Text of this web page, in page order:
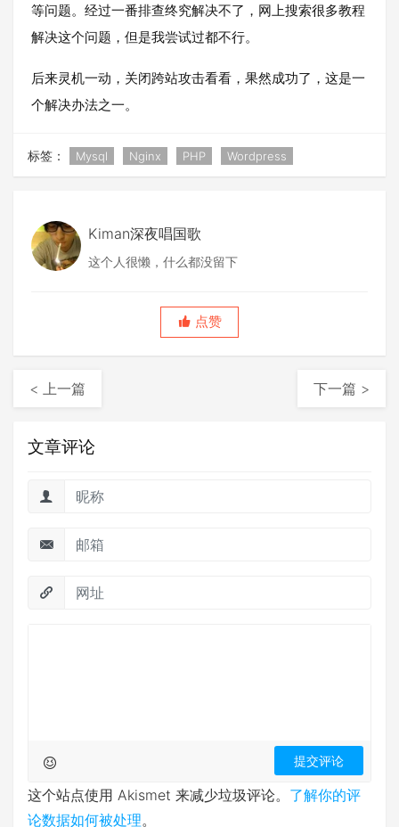
等问题。经过一番排查终究解决不了，网上搜索很多教程
解决这个问题，但是我尝试过都不行。
后来灵机一动，关闭跨站攻击看看，果然成功了，这是一
个解决办法之一。
标签： Mysql Nginx PHP Wordpress
Kiman深夜唱国歌
这个人很懒，什么都没留下
点赞
< 上一篇 下一篇 >
文章评论
这个站点使用 Akismet 来减少垃圾评论。 了解你的评
论数据如何被处理。